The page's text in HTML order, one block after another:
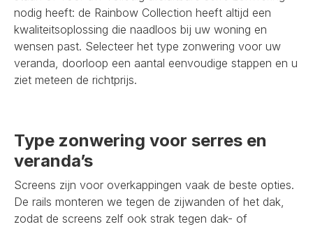
nodig heeft: de Rainbow Collection heeft altijd een
kwaliteitsoplossing die naadloos bij uw woning en
wensen past. Selecteer het type zonwering voor uw
veranda, doorloop een aantal eenvoudige stappen en u
ziet meteen de richtprijs.
Type zonwering voor serres en
veranda’s
Screens zijn voor overkappingen vaak de beste opties.
De rails monteren we tegen de zijwanden of het dak,
zodat de screens zelf ook strak tegen dak- of